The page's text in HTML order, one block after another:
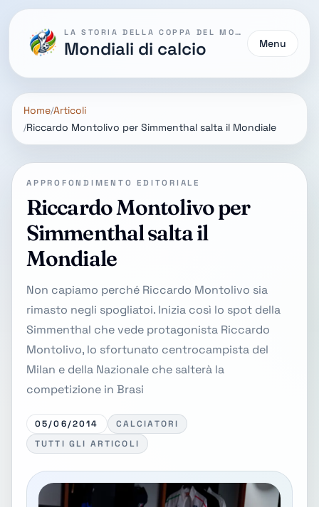
LA STORIA DELLA COPPA DEL MONDO
Mondiali di calcio Menu
Home Articoli
Riccardo Montolivo per Simmenthal salta il Mondiale
APPROFONDIMENTO EDITORIALE
Riccardo Montolivo per
Simmenthal salta il
Mondiale
Non capiamo perché Riccardo Montolivo sia
rimasto negli spogliatoi. Inizia così lo spot della
Simmenthal che vede protagonista Riccardo
Montolivo, lo sfortunato centrocampista del
Milan e della Nazionale che salterà la
competizione in Brasi
05/06/2014
CALCIATORI
TUTTI GLI ARTICOLI